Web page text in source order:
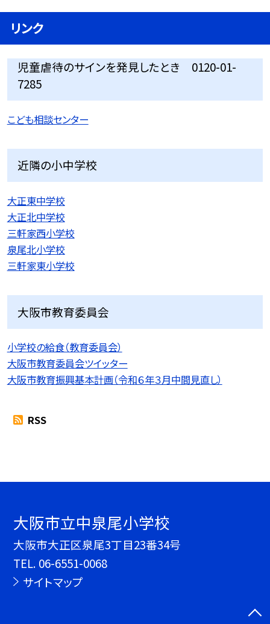
リンク
児童虐待のサインを発見したとき 0120-01-
7285
こども相談センター
近隣の小中学校
大正東中学校
大正北中学校
三軒家西小学校
泉尾北小学校
三軒家東小学校
大阪市教育委員会
小学校の給食（教育委員会）
大阪市教育委員会ツイッター
大阪市教育振興基本計画（令和６年３月中間見直し）
RSS
大阪市立中泉尾小学校
大阪市大正区泉尾3丁目23番34号
TEL. 06-6551-0068
サイトマップ